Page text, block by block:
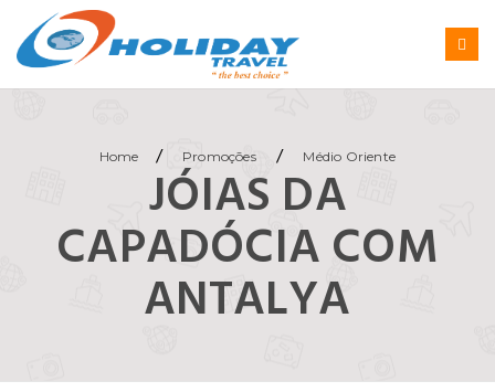
Home / Promoções / Médio Oriente
JÓIAS DA
CAPADÓCIA COM
ANTALYA